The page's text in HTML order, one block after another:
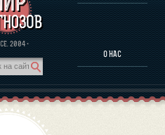
2004 ·
О НАС
ЧЕЛОВЕКА
ЛИЧНОСТЕЙ
И АНАЛИТИКА